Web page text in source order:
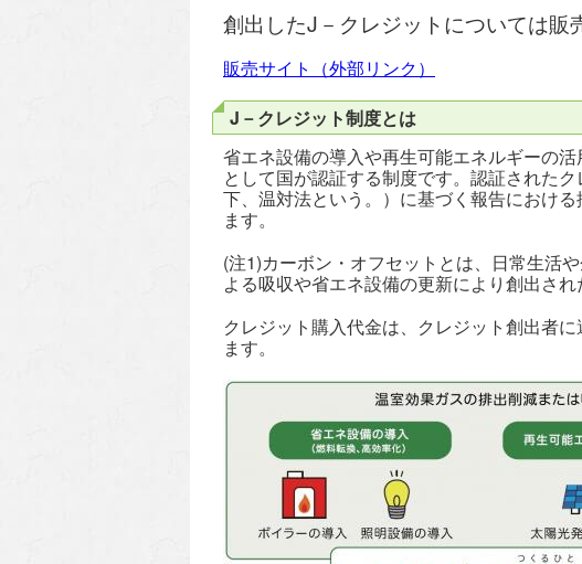
創出したJ－クレジットについては販
販売サイト（外部リンク）
J－クレジット制度とは
省エネ設備の導入や再生可能エネルギーの
として国が認証する制度です。認証された
下、温対法という。）に基づく報告におけ
ます。
(注1)カーボン・オフセットとは、日常生活
よる吸収や省エネ設備の更新により創出さ
クレジット購入代金は、クレジット創出者
ます。